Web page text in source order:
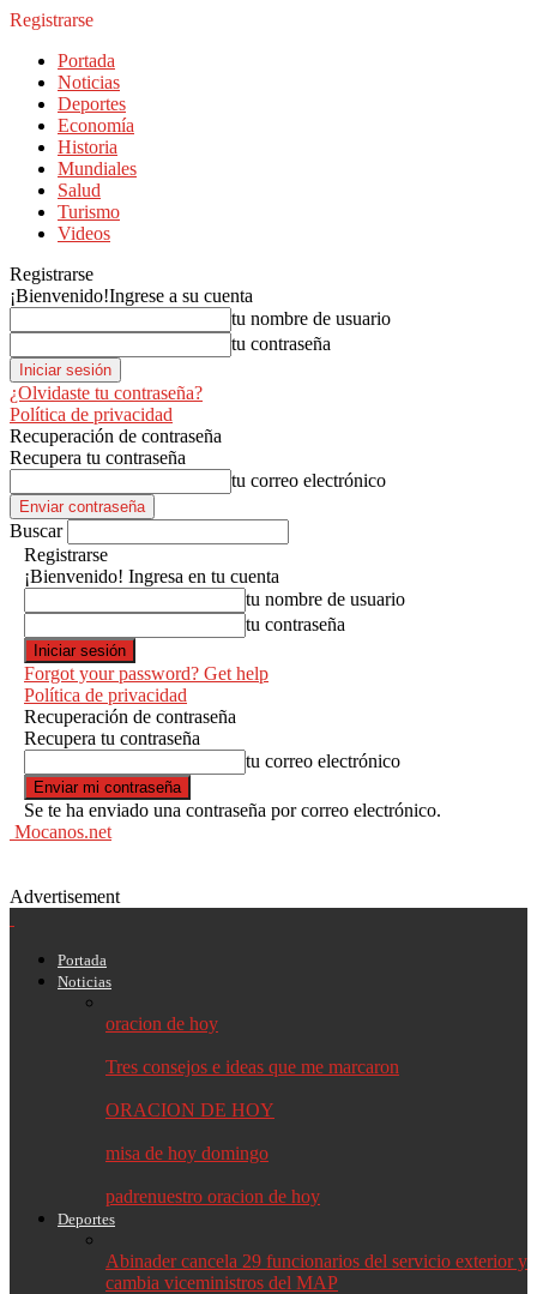
Registrarse
Portada
Noticias
Deportes
Economía
Historia
Mundiales
Salud
Turismo
Videos
Registrarse
¡Bienvenido!Ingrese a su cuenta
tu nombre de usuario
tu contraseña
¿Olvidaste tu contraseña?
Política de privacidad
Recuperación de contraseña
Recupera tu contraseña
tu correo electrónico
Buscar
Registrarse
¡Bienvenido! Ingresa en tu cuenta
tu nombre de usuario
tu contraseña
Forgot your password? Get help
Política de privacidad
Recuperación de contraseña
Recupera tu contraseña
tu correo electrónico
Se te ha enviado una contraseña por correo electrónico.
Mocanos.net
Advertisement
Portada
Noticias
oracion de hoy
Tres consejos e ideas que me marcaron
ORACION DE HOY
misa de hoy domingo
padrenuestro oracion de hoy
Deportes
Abinader cancela 29 funcionarios del servicio exterior y
cambia viceministros del MAP